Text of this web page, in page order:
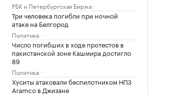
РБК и Петербургская Биржа
Три человека погибли при ночной
атаке на Белгород
Политика
Число погибших в ходе протестов в
пакистанской зоне Кашмира достигло
89
Политика
Хуситы атаковали беспилотником НПЗ
Aramco в Джизане